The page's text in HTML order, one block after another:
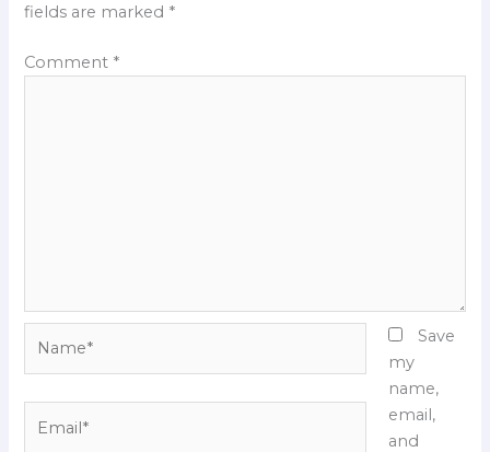
fields are marked *
Comment *
Save
my
name,
email,
and